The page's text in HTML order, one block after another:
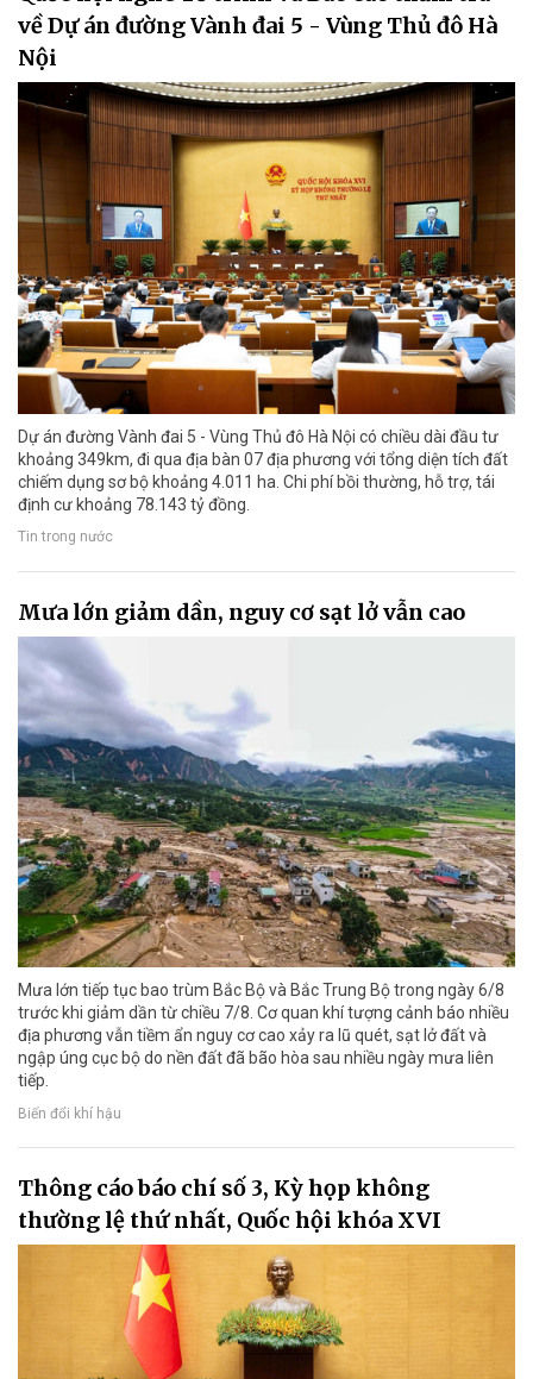
về Dự án đường Vành đai 5 - Vùng Thủ đô Hà
Nội
Dự án đường Vành đai 5 - Vùng Thủ đô Hà Nội có chiều dài đầu tư
khoảng 349km, đi qua địa bàn 07 địa phương với tổng diện tích đất
chiếm dụng sơ bộ khoảng 4.011 ha. Chi phí bồi thường, hỗ trợ, tái
định cư khoảng 78.143 tỷ đồng.
Tin trong nước
Mưa lớn giảm dần, nguy cơ sạt lở vẫn cao
Mưa lớn tiếp tục bao trùm Bắc Bộ và Bắc Trung Bộ trong ngày 6/8
trước khi giảm dần từ chiều 7/8. Cơ quan khí tượng cảnh báo nhiều
địa phương vẫn tiềm ẩn nguy cơ cao xảy ra lũ quét, sạt lở đất và
ngập úng cục bộ do nền đất đã bão hòa sau nhiều ngày mưa liên
tiếp.
Biến đổi khí hậu
Thông cáo báo chí số 3, Kỳ họp không
thường lệ thứ nhất, Quốc hội khóa XVI